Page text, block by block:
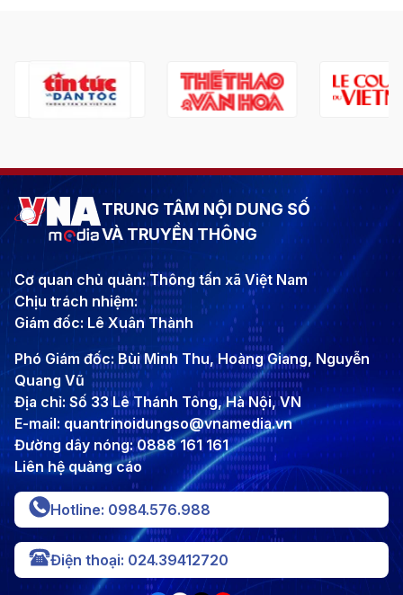
TRUNG TÂM NỘI DUNG SỐ
VÀ TRUYỀN THÔNG
Cơ quan chủ quản: Thông tấn xã Việt Nam
Chịu trách nhiệm:
Giám đốc: Lê Xuân Thành
Phó Giám đốc: Bùi Minh Thu, Hoàng Giang, Nguyễn
Quang Vũ
Địa chỉ: Số 33 Lê Thánh Tông, Hà Nội, VN
E-mail: quantrinoidungso@vnamedia.vn
Đường dây nóng: 0888 161 161
Liên hệ quảng cáo
Hotline: 0984.576.988
Điện thoại: 024.39412720